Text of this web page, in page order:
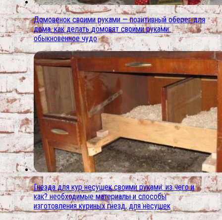
Домовенок своими руками — позитивный оберег для
дома. как делать домовят своими руками:
обыкновенное чудо
Гнезда для кур несушек своими руками: из чего и
как? необходимые материалы и способы
изготовления куриных гнезд, для несушек